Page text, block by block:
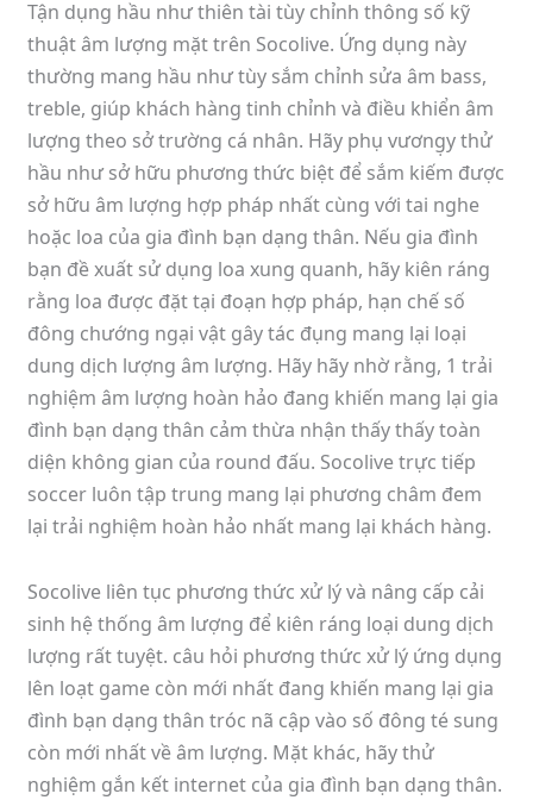
Tận dụng hầu như thiên tài tùy chỉnh thông số kỹ
thuật âm lượng mặt trên Socolive. Ứng dụng này
thường mang hầu như tùy sắm chỉnh sửa âm bass,
treble, giúp khách hàng tinh chỉnh và điều khiển âm
lượng theo sở trường cá nhân. Hãy phụ vương̣y thử
hầu như sở hữu phương thức biệt để sắm kiếm được
sở hữu âm lượng hợp pháp nhất cùng với tai nghe
hoặc loa của gia đình bạn dạng thân. Nếu gia đình
bạn đề xuất sử dụng loa xung quanh, hãy kiên ráng
rằng loa được đặt tại đoạn hợp pháp, hạn chế số
đông chướng ngại vật gây tác đụng mang lại loại
dung dịch lượng âm lượng. Hãy hãy nhờ rằng, 1 trải
nghiệm âm lượng hoàn hảo đang khiến mang lại gia
đình bạn dạng thân cảm thừa nhận thấy thấy toàn
diện không gian của round đấu. Socolive trực tiếp
soccer luôn tập trung mang lại phương châm đem
lại trải nghiệm hoàn hảo nhất mang lại khách hàng.
Socolive liên tục phương thức xử lý và nâng cấp cải
sinh hệ thống âm lượng để kiên ráng loại dung dịch
lượng rất tuyệt. câu hỏi phương thức xử lý ứng dụng
lên loạt game còn mới nhất đang khiến mang lại gia
đình bạn dạng thân tróc nã cập vào số đông té sung
còn mới nhất về âm lượng. Mặt khác, hãy thử
nghiệm gắn kết internet của gia đình bạn dạng thân.